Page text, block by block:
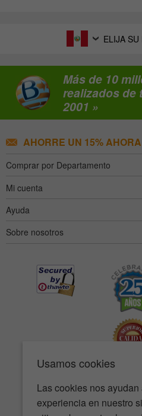
Usamos cookies
Las cookies nos
experiencia en nuestro
ELIJA SU
Más de 10
realizados de
2001 »
AHORRE UN 15% AHORA
Comprar por Departamento
Mi cuenta
Ayuda
Sobre nosotros
Accesibilidad Condiciones de